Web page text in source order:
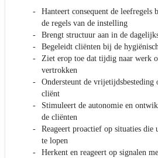
Hanteert consequent de leefregels
de regels van de instelling
Brengt structuur aan in de
Begeleidt cliënten bij de
Ziet erop toe dat tijdig naar werk
vertrokken
Ondersteunt de vrijetijdsbesteding
cliënt
Stimuleert de autonomie en
de cliënten
Reageert proactief op situaties die
te lopen
Herkent en reageert op signalen